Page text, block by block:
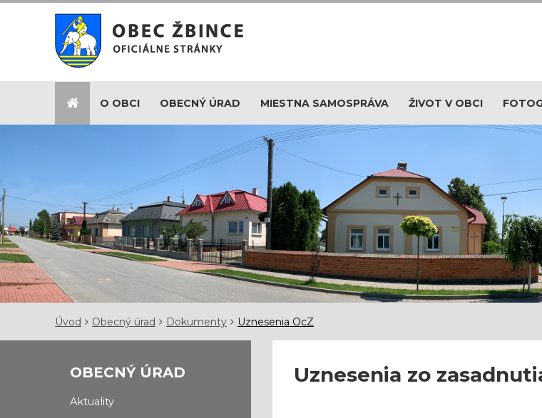
O OBCI OBECNÝ ÚRAD MIESTNA SAMOSPRÁVA ŽIVOT V OBCI
Úvod Obecný úrad Dokumenty Uznesenia OcZ
OBECNÝ ÚRAD
Aktuality
Uznesenia zo